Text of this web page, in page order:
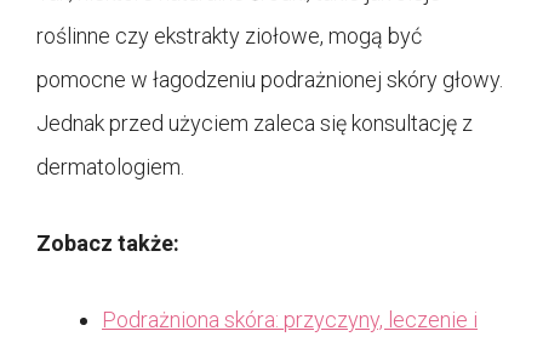
roślinne czy ekstrakty ziołowe, mogą być
pomocne w łagodzeniu podrażnionej skóry głowy.
Jednak przed użyciem zaleca się konsultację z
dermatologiem.
Zobacz także:
Podrażniona skóra: przyczyny, leczenie i